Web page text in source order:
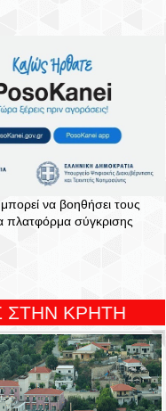
να βοηθήσει τους
πλατφόρμα σύγκρισης
ΣΤΗΝ ΚΡΗΤΗ